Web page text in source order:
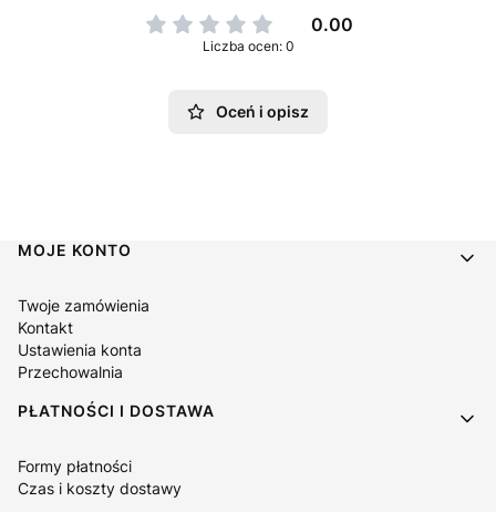
0.00
Liczba ocen: 0
Oceń i opisz
Linki w stopce
MOJE KONTO
Twoje zamówienia
Kontakt
Ustawienia konta
Przechowalnia
PŁATNOŚCI I DOSTAWA
Formy płatności
Czas i koszty dostawy